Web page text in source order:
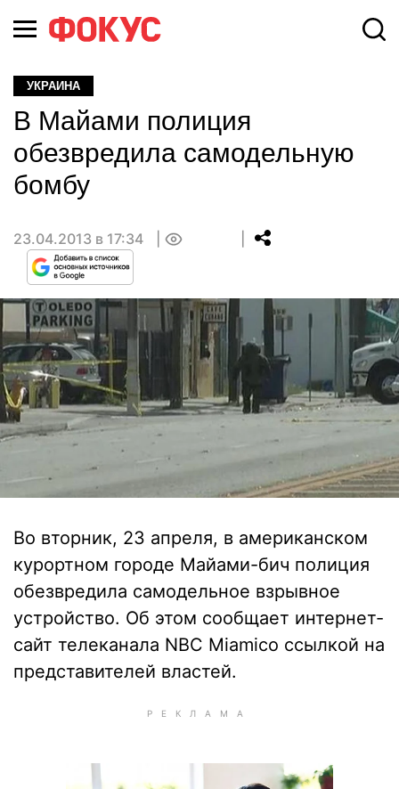
УКРАИНА
В Майами полиция
обезвредила самодельную
бомбу
23.04.2013 в 17:34
Во вторник, 23 апреля, в американском
курортном городе Майами-бич полиция
обезвредила самодельное взрывное
устройство. Об этом сообщает интернет-
сайт телеканала NBC Miamiсо ссылкой на
представителей властей.